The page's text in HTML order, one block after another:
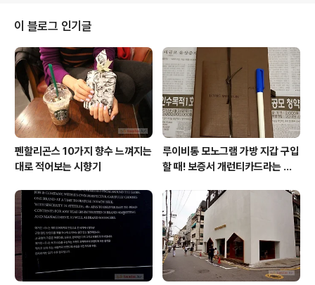
와 대면하면 멘탈이 크게 요동치며 기싸움에 돌입하는 자
세를 취한다.상대방과 나의 기싸움이 시작되면 (싸움이라
고 하지만 쌍방향이 아닌 대개는 내 멘탈의 원맨쇼) 주눅을
퇴치하고 자신감 고양을 위해서 자기암시 자기기만을 동원
해 상대방을 과도하게 평가절하하고 그닥 의미없음으로 치
부하거나, 타조가 모래 속에 머리만 숨..
이 블로그 인기글
펜할리곤스 10가지 향수 느껴지는
대로 적어보는 시향기
루이비통 모노그램 가방 지갑 구입
할 때! 보증서 개런티카드라는 것